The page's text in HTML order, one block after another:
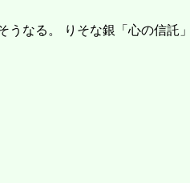
うなる。 りそな銀「心の信託